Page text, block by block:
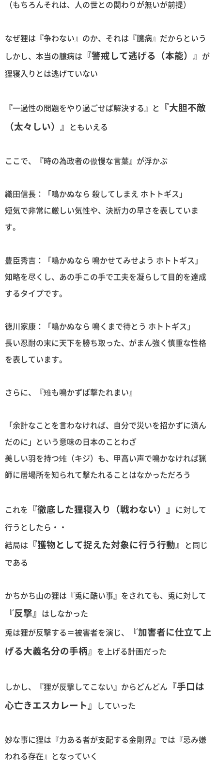
（もちろんそれは、人の世との関わりが無いが前提）
なぜ狸は『争わない』のか、それは『臆病』だからという
しかし、本当の臆病は 『警戒して逃げる（本能）』 が
狸寝入りとは逃げていない
『一過性の問題をやり過ごせば解決する』と 『大胆不敵
（太々しい）』 ともいえる
ここで、『時の為政者の傲慢な言葉』が浮かぶ
織田信長：「鳴かぬなら 殺してしまえ ホトトギス」
短気で非常に厳しい気性や、決断力の早さを表していま
す。
豊臣秀吉：「鳴かぬなら 鳴かせてみせよう ホトトギス」
知略を尽くし、あの手この手で工夫を凝らして目的を達成
するタイプです。
徳川家康：「鳴かぬなら 鳴くまで待とう ホトトギス」
長い忍耐の末に天下を勝ち取った、がまん強く慎重な性格
を表しています。
さらに、『雉も鳴かずば撃たれまい』
「余計なことを言わなければ、自分で災いを招かずに済ん
だのに」という意味の日本のことわざ
美しい羽を持つ雉（キジ）も、甲高い声で鳴かなければ猟
師に居場所を知られて撃たれることはなかっただろう
これを 『徹底した狸寝入り（戦わない）』 に対して
行うとしたら・・
結局は 『獲物として捉えた対象に行う行動』 と同じ
である
かちかち山の狸は『兎に酷い事』をされても、兎に対して
『反撃』 はしなかった
兎は狸が反撃する＝被害者を演じ、
『加害者に仕立て上
げる大義名分の手柄』 を上げる計画だった
しかし、『狸が反撃してこない』からどんどん 『手口は
心亡きエスカレート』 していった
妙な事に狸は『力ある者が支配する金剛界』では『忌み嫌
われる存在』となっていく